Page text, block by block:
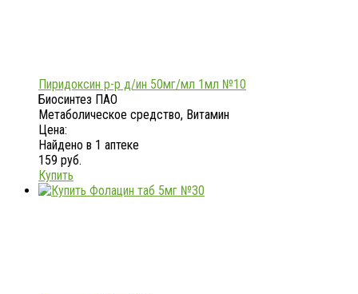
Пиридоксин р-р д/ин 50мг/мл 1мл №10
Биосинтез ПАО
Метаболическое средство, Витамин
Цена:
Найдено в 1 аптеке
159 руб.
Купить